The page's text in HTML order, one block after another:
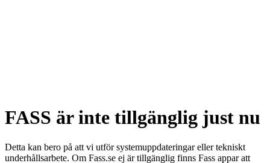
FASS är inte tillgänglig just nu
Detta kan bero på att vi utför systemuppdateringar eller tekniskt
underhållsarbete. Om Fass.se ej är tillgänglig finns Fass appar att